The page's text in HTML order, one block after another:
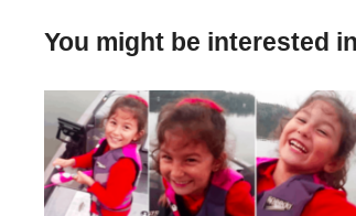
You might be interested in